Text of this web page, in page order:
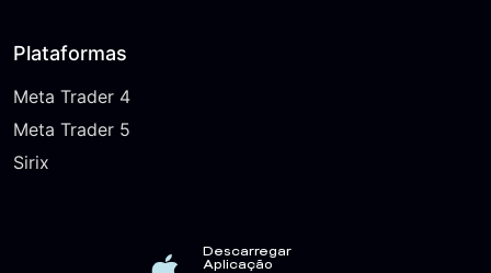
Plataformas
Meta Trader 4
Meta Trader 5
Sirix
Descarregar
Aplicação